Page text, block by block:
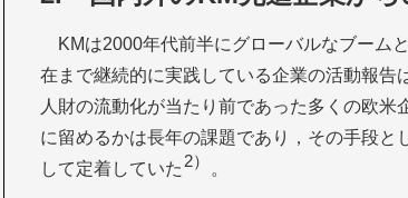
KMは2000年代前半にグローバルなブーム
在まで継続的に実践している企業の活動報告
人財の流動化が当たり前であった多くの欧米
に留めるかは長年の課題であり，その手段と
して定着していた 2） 。